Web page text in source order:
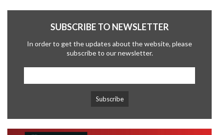
SUBSCRIBE TO NEWSLETTER
In order to get the updates about the website, please
subscribe to our newsletter.